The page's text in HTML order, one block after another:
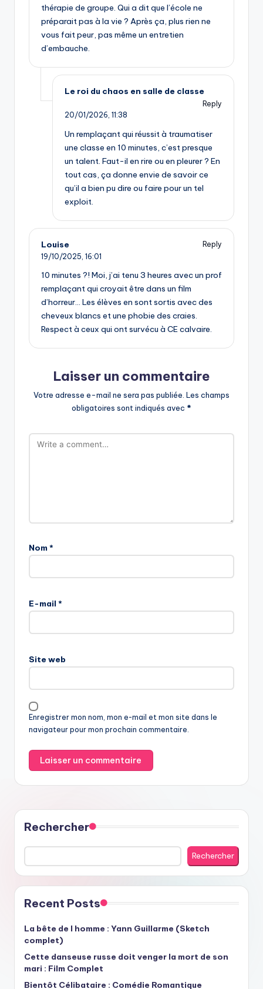
thérapie de groupe. Qui a dit que l’école ne
préparait pas à la vie ? Après ça, plus rien ne
vous fait peur, pas même un entretien
d’embauche.
Le roi du chaos en salle de classe
Reply
20/01/2026, 11:38
Un remplaçant qui réussit à traumatiser
une classe en 10 minutes, c’est presque
un talent. Faut-il en rire ou en pleurer ? En
tout cas, ça donne envie de savoir ce
qu’il a bien pu dire ou faire pour un tel
exploit.
Louise
Reply
19/10/2025, 16:01
10 minutes ?! Moi, j’ai tenu 3 heures avec un prof
remplaçant qui croyait être dans un film
d’horreur… Les élèves en sont sortis avec des
cheveux blancs et une phobie des craies.
Respect à ceux qui ont survécu à CE calvaire.
Laisser un commentaire
Votre adresse e-mail ne sera pas publiée. Les champs
obligatoires sont indiqués avec *
Nom *
E-mail *
Site web
Enregistrer mon nom, mon e-mail et mon site dans le
navigateur pour mon prochain commentaire.
Rechercher
Rechercher
Recent Posts
La bête de l homme : Yann Guillarme (Sketch
complet)
Cette danseuse russe doit venger la mort de son
mari : Film Complet
Bientôt Célibataire : Comédie Romantique